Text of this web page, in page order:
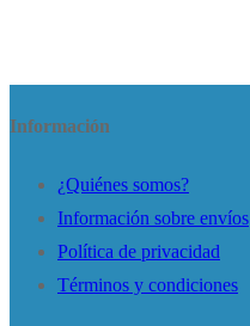
Información
¿Quiénes somos?
Información sobre envíos
Política de privacidad
Términos y condiciones